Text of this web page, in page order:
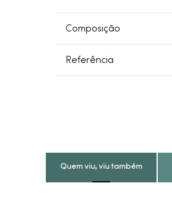
Composição
Referência
Quem viu, viu também